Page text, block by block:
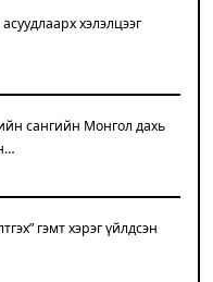
хэлэлцээг
сангийн Монгол дахь
гэмт хэрэг үйлдсэн